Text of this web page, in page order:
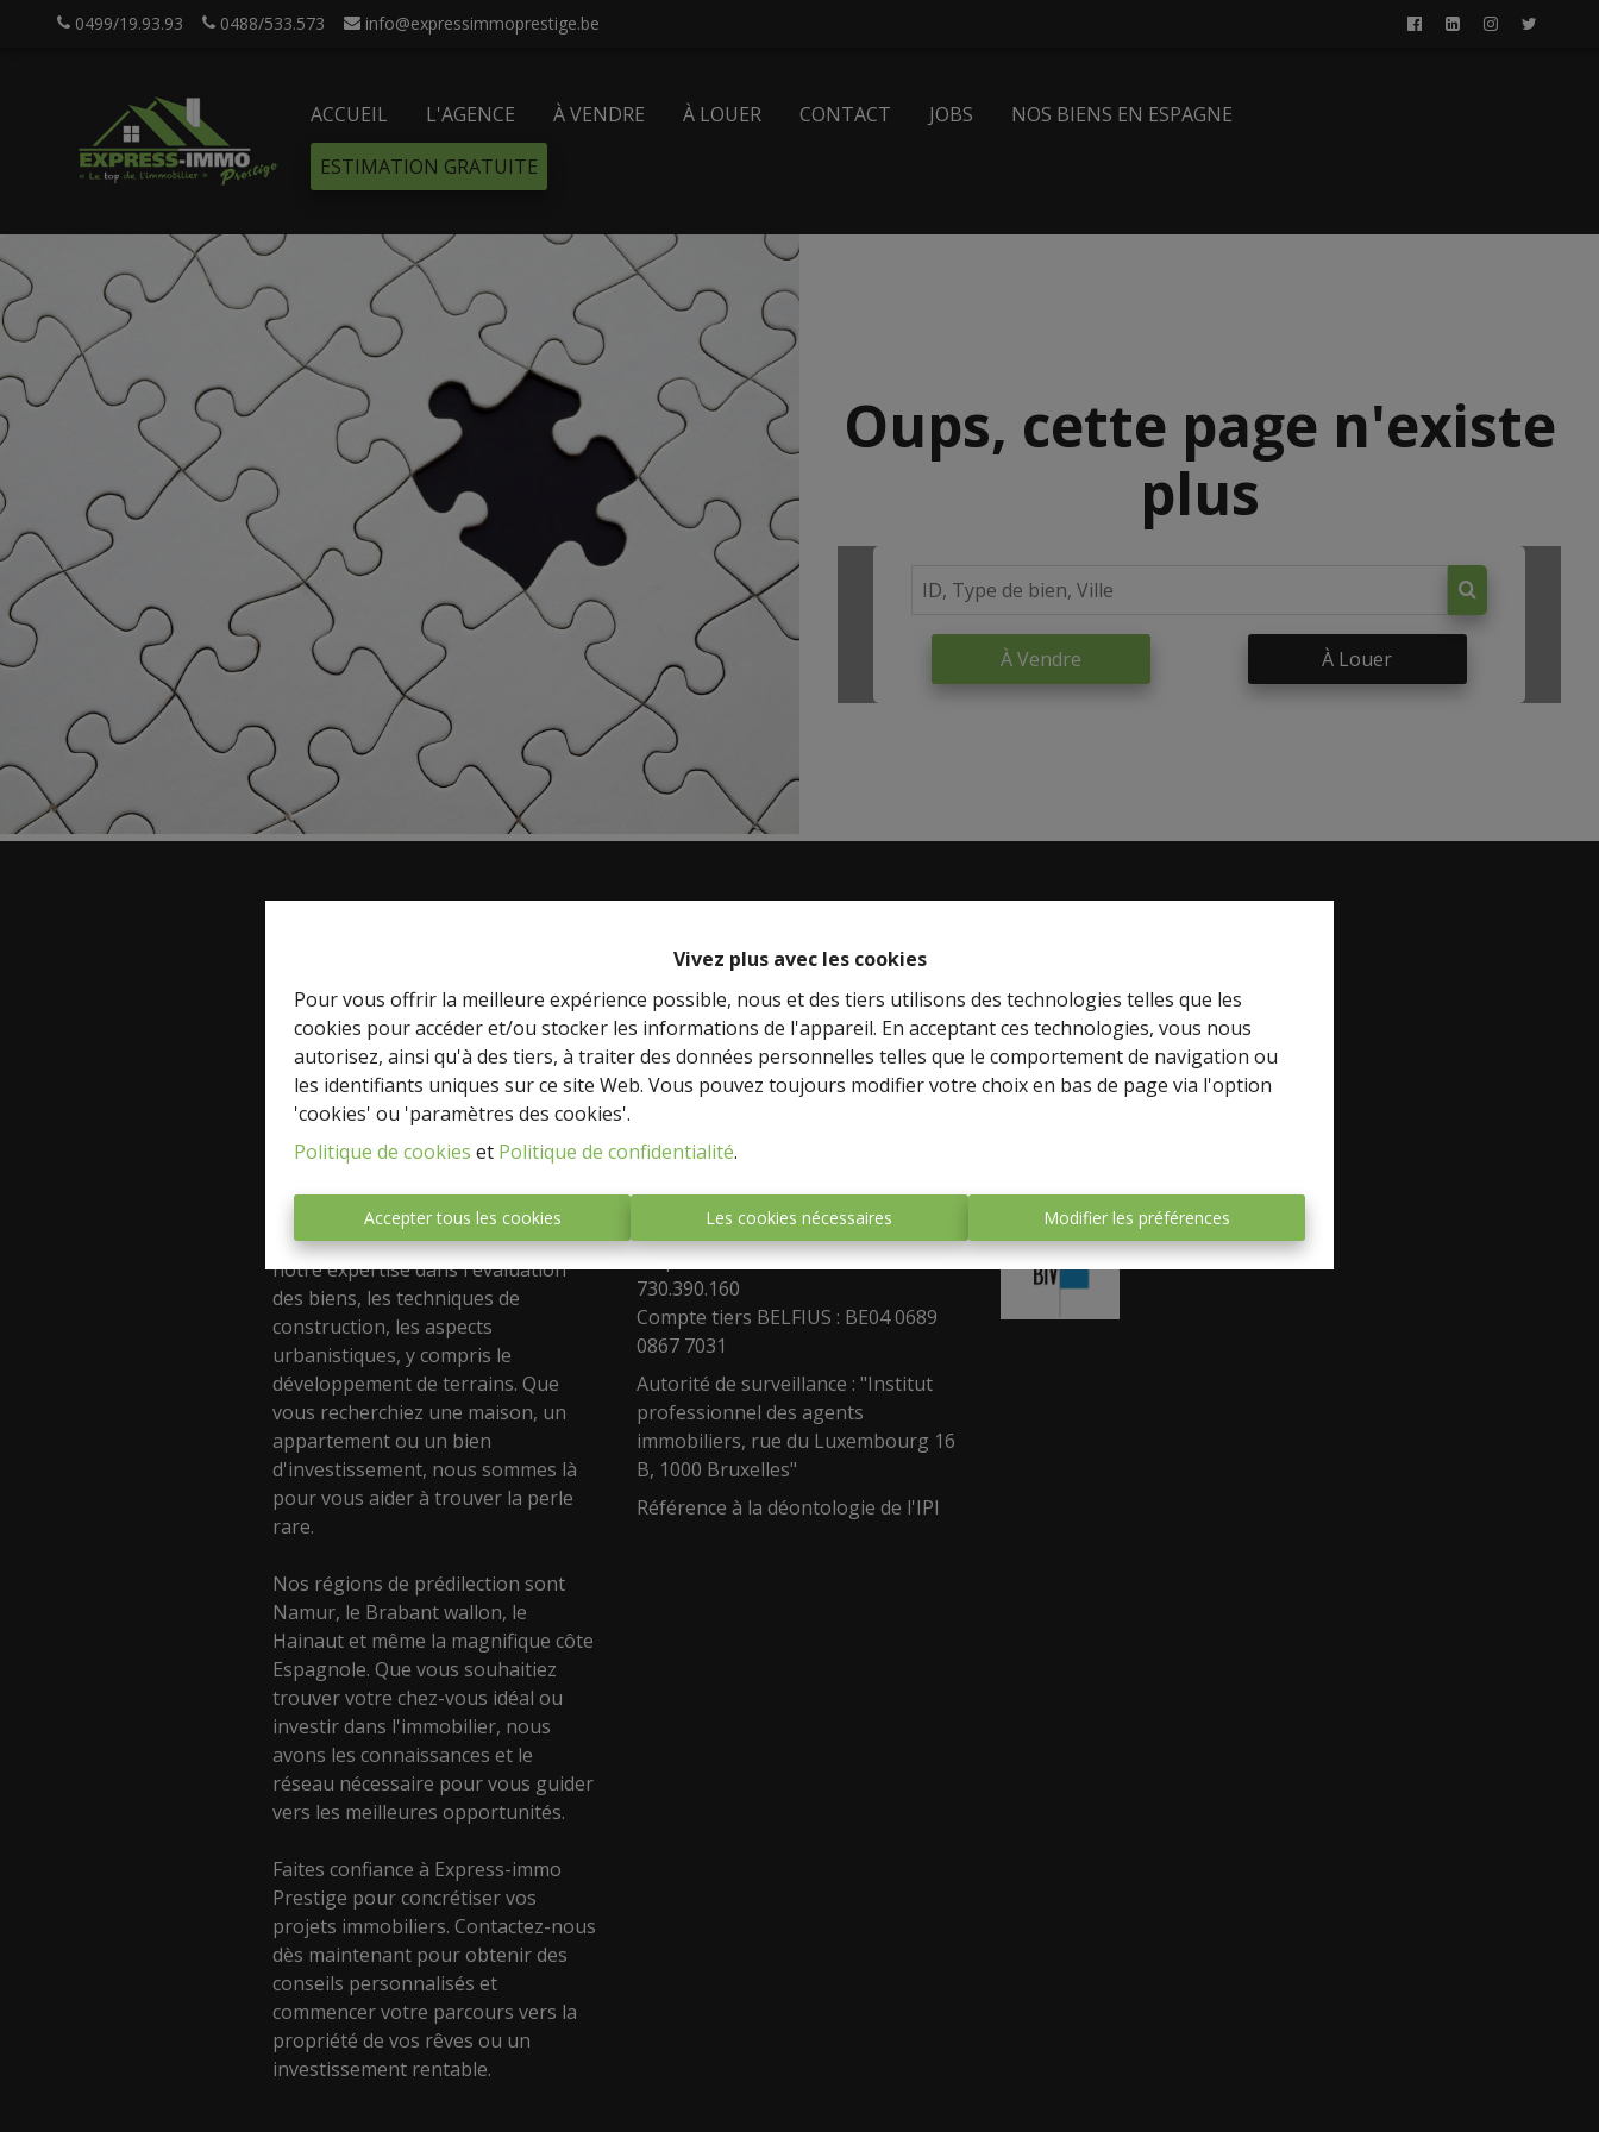
Vivez plus avec les cookies
Pour vous offrir la meilleure expérience possible, nous et des tiers utilisons des technologies telles que les
cookies pour accéder et/ou stocker les informations de l'appareil. En acceptant ces technologies, vous nous
autorisez, ainsi qu'à des tiers, à traiter des données personnelles telles que le comportement de navigation ou
les identifiants uniques sur ce site Web. Vous pouvez toujours modifier votre choix en bas de page via l'option
'cookies' ou 'paramètres des cookies'.
Politique de cookies et Politique de confidentialité.
Accepter tous les cookies Les cookies nécessaires Modifier les préférences
0499/19.93.93 0488/533.573 info@expressimmoprestige.be
ACCUEIL L'AGENCE À VENDRE À LOUER CONTACT JOBS
NOS BIENS EN ESPAGNE
ESTIMATION GRATUITE
Oups, cette page n'existe
plus
À Vendre À Louer
votre agence immobilière de
confiance ! Spécialisée dans la vente
et la location de tous types de biens,
notre équipe passionnée du
bâtiment est là pour vous
accompagner dans toutes vos
Nous mettons à votre disposition
notre expertise dans l'évaluation
des biens, les techniques de
construction, les aspects
urbanistiques, y compris le
développement de terrains. Que
vous recherchiez une maison, un
appartement ou un bien
d'investissement, nous sommes là
pour vous aider à trouver la perle
rare.
Nos régions de prédilection sont
Namur, le Brabant wallon, le
Hainaut et même la magnifique côte
Espagnole. Que vous souhaitiez
trouver votre chez-vous idéal ou
investir dans l'immobilier, nous
avons les connaissances et le
réseau nécessaire pour vous guider
vers les meilleures opportunités.
Faites confiance à Express-immo
Prestige pour concrétiser vos
projets immobiliers. Contactez-nous
dès maintenant pour obtenir des
conseils personnalisés et
commencer votre parcours vers la
propriété de vos rêves ou un
investissement rentable.
Rue de la Falize 17 , 5080 Rhisnes
Fixe : 0488/533.573
Gsm: 0499/19.93.93
Agence agréée IPI 103.503 et
-www.ipi.be
TVA : BE 0686.900.154
RC professionnelle MARSH B.V.
730.390.160
Compte tiers BELFIUS : BE04 0689
0867 7031
Autorité de surveillance : "Institut
professionnel des agents
immobiliers, rue du Luxembourg 16
B, 1000 Bruxelles"
Référence à la déontologie de l'IPI